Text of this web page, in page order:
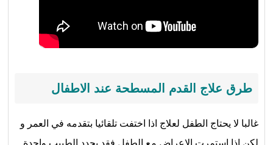
طرق علاج القدم المسطحة عند الاطفال
غالبا لا يحتاج الطفل لعلاج اذا اختفت تلقائيا بتقدمه في العمر و
لكن اذا استمرت الاعراض مع الطفل فقد يحدد الطبيب واحدة